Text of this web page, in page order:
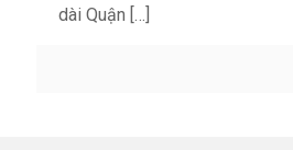
dài Quận […]